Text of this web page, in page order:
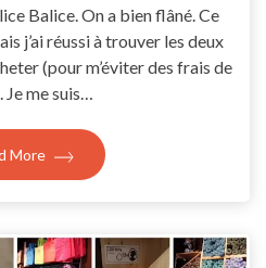
Balice. On a bien flâné. Ce
j’ai réussi à trouver les deux
(pour m’éviter des frais de
Je me suis…
More